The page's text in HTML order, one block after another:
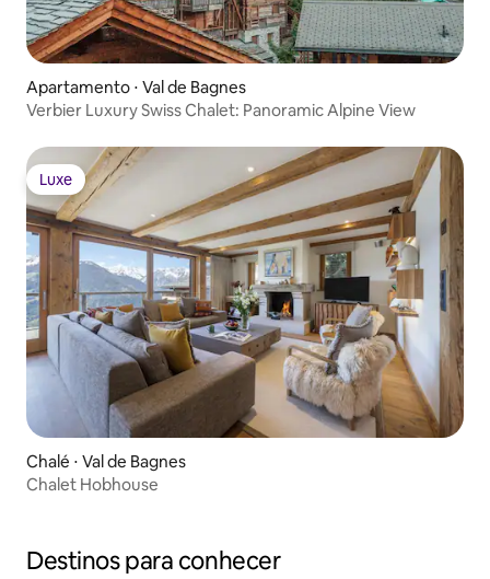
Apartamento ⋅ Val de Bagnes
Verbier Luxury Swiss Chalet: Panoramic Alpine View
Luxe
Luxe
Chalé ⋅ Val de Bagnes
Chalet Hobhouse
Destinos para conhecer